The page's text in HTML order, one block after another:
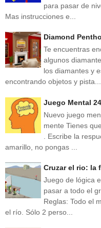
para pasar de
Mas instrucciones e...
Diamond
Te encuentras
algunos
los diamantes y
encontrando objetos y pista...
Juego Mental 24
Nuevo juego
mente Tienes
. Escribe la
amarillo, no pongas ...
Cruzar el rio: la
Juego de lógica
pasar a todo el
Reglas: Todo el
el río. Sólo 2 perso...